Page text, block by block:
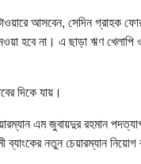
আসবেন, সেদিন গ্রাহক
হবে না। এ ছাড়া ঋণ
দিকে যায়।
এম জুবায়দুর রহমান
নতুন চেয়ারম্যান